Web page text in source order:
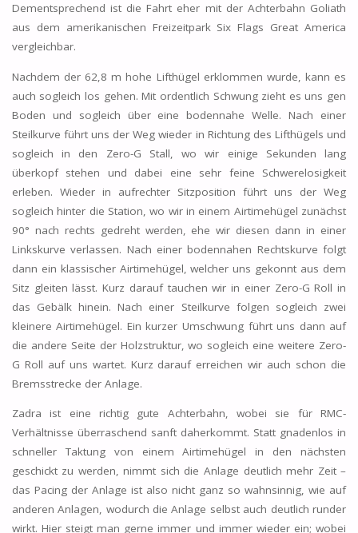
Dementsprechend ist die Fahrt eher mit der Achterbahn Goliath
aus dem amerikanischen Freizeitpark Six Flags Great America
vergleichbar.
Nachdem der 62,8 m hohe Lifthügel erklommen wurde, kann es
auch sogleich los gehen. Mit ordentlich Schwung zieht es uns gen
Boden und sogleich über eine bodennahe Welle. Nach einer
Steilkurve führt uns der Weg wieder in Richtung des Lifthügels und
sogleich in den Zero-G Stall, wo wir einige Sekunden lang
überkopf stehen und dabei eine sehr feine Schwerelosigkeit
erleben. Wieder in aufrechter Sitzposition führt uns der Weg
sogleich hinter die Station, wo wir in einem Airtimehügel zunächst
90° nach rechts gedreht werden, ehe wir diesen dann in einer
Linkskurve verlassen. Nach einer bodennahen Rechtskurve folgt
dann ein klassischer Airtimehügel, welcher uns gekonnt aus dem
Sitz gleiten lässt. Kurz darauf tauchen wir in einer Zero-G Roll in
das Gebälk hinein. Nach einer Steilkurve folgen sogleich zwei
kleinere Airtimehügel. Ein kurzer Umschwung führt uns dann auf
die andere Seite der Holzstruktur, wo sogleich eine weitere Zero-
G Roll auf uns wartet. Kurz darauf erreichen wir auch schon die
Bremsstrecke der Anlage.
Zadra ist eine richtig gute Achterbahn, wobei sie für RMC-
Verhältnisse überraschend sanft daherkommt. Statt gnadenlos in
schneller Taktung von einem Airtimehügel in den nächsten
geschickt zu werden, nimmt sich die Anlage deutlich mehr Zeit –
das Pacing der Anlage ist also nicht ganz so wahnsinnig, wie auf
anderen Anlagen, wodurch die Anlage selbst auch deutlich runder
wirkt. Hier steigt man gerne immer und immer wieder ein; wobei